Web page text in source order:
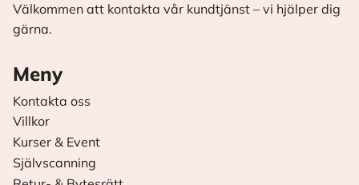
Välkommen att kontakta vår kundtjänst – vi hjälper dig
gärna.
Meny
Kontakta oss
Villkor
Kurser & Event
Självscanning